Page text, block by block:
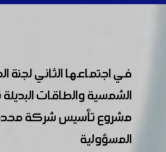
في اجتماعها الثاني لجنة
الشمسية والطاقات
مشروع تأسيس شركة
المسؤولية